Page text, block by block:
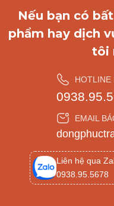
Nếu bạn có
phẩm hay dịch
tôi
HOTLINE
EMAIL
Liên hệ qua
0938.95.5678